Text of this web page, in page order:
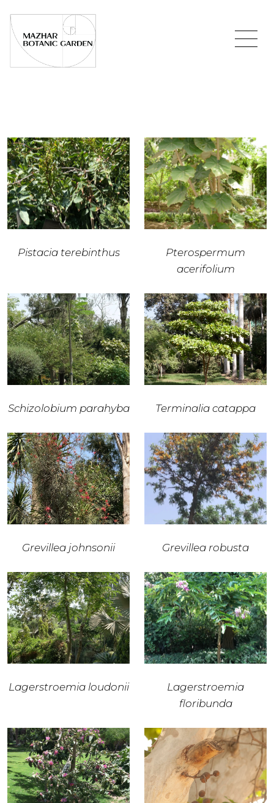
Pistacia terebinthus
Pterospermum
acerifolium
Schizolobium parahyba Terminalia catappa
Grevillea johnsonii Grevillea robusta
Lagerstroemia loudonii
Lagerstroemia
floribunda